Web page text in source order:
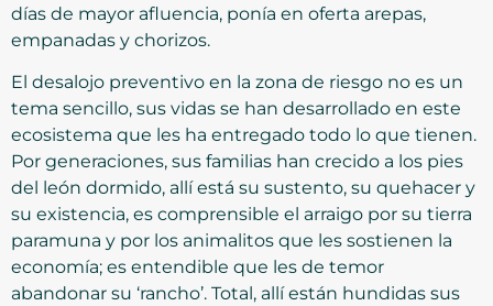
días de mayor afluencia, ponía en oferta arepas,
empanadas y chorizos.
El desalojo preventivo en la zona de riesgo no es un
tema sencillo, sus vidas se han desarrollado en este
ecosistema que les ha entregado todo lo que tienen.
Por generaciones, sus familias han crecido a los pies
del león dormido, allí está su sustento, su quehacer y
su existencia, es comprensible el arraigo por su tierra
paramuna y por los animalitos que les sostienen la
economía; es entendible que les de temor
abandonar su ‘rancho’. Total, allí están hundidas sus